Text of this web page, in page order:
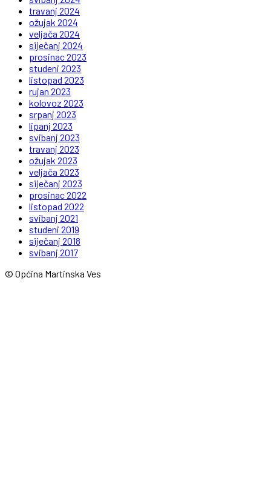
travanj 2024
ožujak 2024
veljača 2024
siječanj 2024
prosinac 2023
studeni 2023
listopad 2023
rujan 2023
kolovoz 2023
srpanj 2023
lipanj 2023
svibanj 2023
travanj 2023
ožujak 2023
veljača 2023
siječanj 2023
prosinac 2022
listopad 2022
svibanj 2021
studeni 2019
siječanj 2018
svibanj 2017
© Općina Martinska Ves